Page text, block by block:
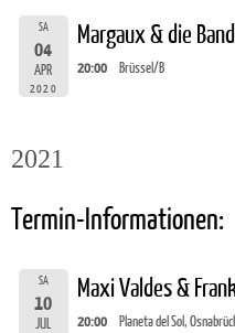
SA
04
APR
2020
Margaux & die
20:00 Brüssel/B
2021
Termin-Informationen:
SA
10
JUL
Maxi Valdes &
20:00 Planeta del Sol,